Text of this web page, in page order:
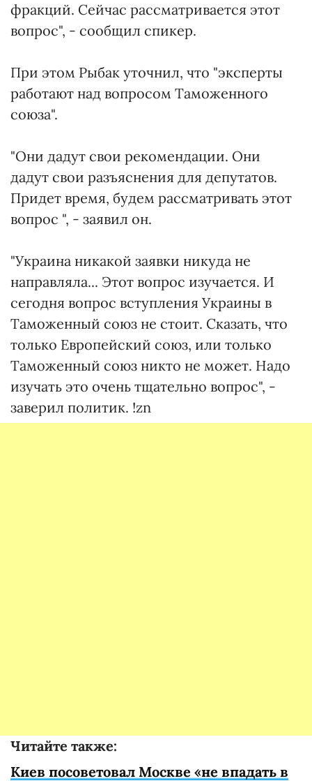
фракций. Сейчас рассматривается этот
вопрос", - сообщил спикер.
При этом Рыбак уточнил, что "эксперты
работают над вопросом Таможенного
союза".
"Они дадут свои рекомендации. Они
дадут свои разъяснения для депутатов.
Придет время, будем рассматривать этот
вопрос ", - заявил он.
"Украина никакой заявки никуда не
направляла... Этот вопрос изучается. И
сегодня вопрос вступления Украины в
Таможенный союз не стоит. Сказать, что
только Европейский союз, или только
Таможенный союз никто не может. Надо
изучать это очень тщательно вопрос", -
заверил политик. !zn
Читайте также:
Киев посоветовал Москве «не впадать в